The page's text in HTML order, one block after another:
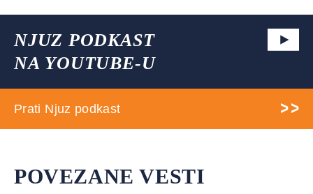
NJUZ PODKAST
NA YOUTUBE-U
Prati Njuz podkast
POVEZANE VESTI